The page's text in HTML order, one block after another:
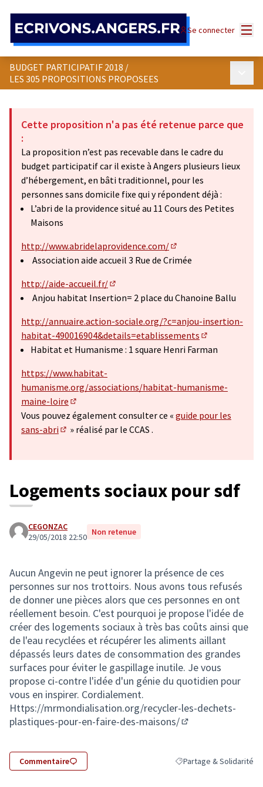
Se connecter
BUDGET PARTICIPATIF 2018 /
LES 305 PROPOSITIONS PROPOSEES
Cette proposition n'a pas été retenue parce que
:
La proposition n’est pas recevable dans le cadre du
budget participatif car il existe à Angers plusieurs lieux
d’hébergement, en bâti traditionnel, pour les
personnes sans domicile fixe qui y répondent déjà :
L’abri de la providence situé au 11 Cours des Petites
Maisons
http://www.abridelaprovidence.com/
(Lien externe)
Association aide accueil 3 Rue de Crimée
http://aide-accueil.fr/
(Lien externe)
Anjou habitat Insertion= 2 place du Chanoine Ballu
http://annuaire.action-sociale.org/?c=anjou-insertion-
habitat-490016904&details=etablissements
(Lien externe)
Habitat et Humanisme : 1 square Henri Farman
https://www.habitat-
humanisme.org/associations/habitat-humanisme-
maine-loire
(Lien externe)
Vous pouvez également consulter ce « guide pour les
sans-abri
» réalisé par le CCAS .
Logements sociaux pour sdf
CEGONZAC
29/05/2018 22:50 Non retenue
Aucun Angevin ne peut ignorer la présence de ces
personnes sur nos trottoirs. Nous avons tous refusés
de donner une pièces alors que ces personnes en ont
réellement besoin. C'est pourquoi je propose l'idée de
créer des logements sociaux à très bas coûts ainsi que
de l'eau recyclées et récupérer les aliments aillant
dépassés leurs dates de consommation des grandes
surfaces pour éviter le gaspillage inutile. Je vous
propose ci-contre l'idée d'un génie du quotidien pour
vous en inspirer. Cordialement.
Https://mrmondialisation.org/recycler-les-dechets-
plastiques-pour-en-faire-des-maisons/
Commentaire Filtrer les résultats de
Partage & Solidarité